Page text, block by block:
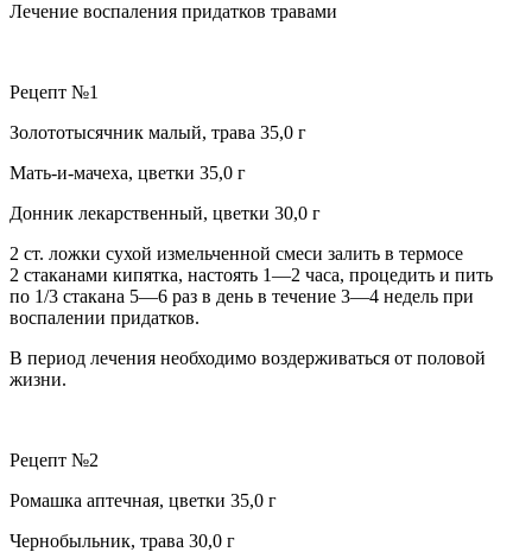
Лечение воспаления придатков травами
Рецепт №1
Золототысячник малый, трава 35,0 г
Мать-и-мачеха, цветки 35,0 г
Донник лекарственный, цветки 30,0 г
2 ст. ложки сухой измельченной смеси залить в термосе
2 стаканами кипятка, настоять 1—2 часа, процедить и пить
по 1/3 стакана 5—6 раз в день в течение 3—4 недель при
воспалении придатков.
В период лечения необходимо воздерживаться от половой
жизни.
Рецепт №2
Ромашка аптечная, цветки 35,0 г
Чернобыльник, трава 30,0 г